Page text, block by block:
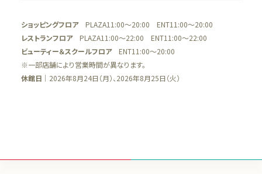
ショッピングフロアPLAZA11:00～20:00 ENT11:00～20:00
レストランフロアPLAZA11:00～22:00 ENT11:00～22:00
ビューティー＆スクールフロアENT11:00～20:00
※一部店舗により営業時間が異なります。
休館日 ｜2026年8月24日（月）、2026年8月25日（火）